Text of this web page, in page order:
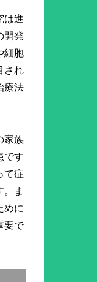
は進
開発
細胞
され
療法
家族
です
て症
。ま
めに
要で